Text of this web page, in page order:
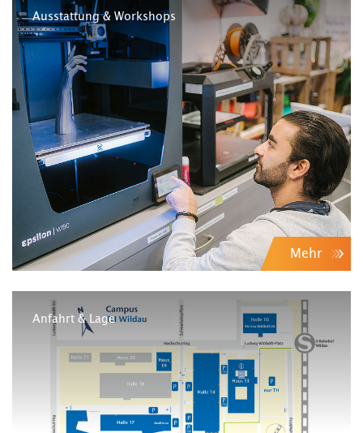
Ausstattung & Workshops
Mehr
Anfahrt & Lage